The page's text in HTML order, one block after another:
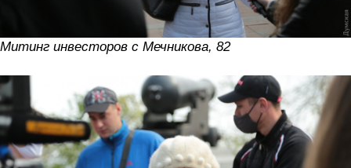
Митинг инвесторов с Мечникова, 82